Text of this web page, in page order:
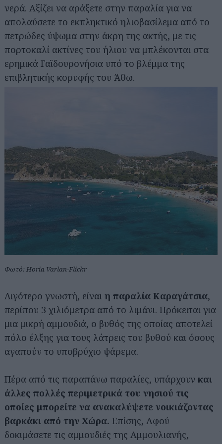
νερά. Αξίζει να αράξετε στην παραλία για να
απολαύσετε το εκπληκτικό ηλιοβασίλεμα από το
πετρώδες ύψωμα στην άκρη της ακτής, με τις
πορτοκαλί ακτίνες του ήλιου να μπλέκονται στα
ερημικά Γαϊδουρονήσια υπό το βλέμμα της
επιβλητικής κορυφής του Άθω.
Φωτό: Horia Varlan-Flickr
Λιγότερο γνωστή, είναι η παραλία Καραγάτσια,
περίπου 3 χιλιόμετρα από το λιμάνι. Πρόκειται για
μια μικρή αμμουδιά, ο βυθός της οποίας αποτελεί
πόλο έλξης για τους λάτρεις του βυθού και όσους
αγαπούν το υποβρύχιο ψάρεμα.
Πέρα από τις παραπάνω παραλίες, υπάρχουν και
άλλες πολλές περιμετρικά του νησιού τις
οποίες μπορείτε να ανακαλύψετε νοικιάζοντας
βαρκάκι από την Χώρα. Επίσης, Αφού
δοκιμάσετε τις αμμουδιές της Αμμουλιανής,